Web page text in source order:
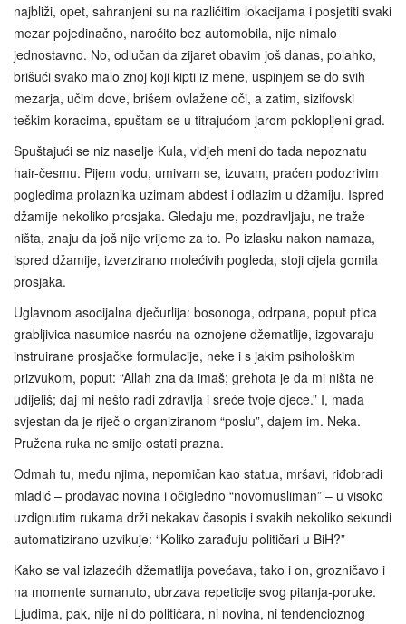
najbliži, opet, sahranjeni su na različitim lokacijama i posjetiti svaki
mezar pojedinačno, naročito bez automobila, nije nimalo
jednostavno. No, odlučan da zijaret obavim još danas, polahko,
brišući svako malo znoj koji kipti iz mene, uspinjem se do svih
mezarja, učim dove, brišem ovlažene oči, a zatim, sizifovski
teškim koracima, spuštam se u titrajućom jarom poklopljeni grad.
Spuštajući se niz naselje Kula, vidjeh meni do tada nepoznatu
hair-česmu. Pijem vodu, umivam se, izuvam, praćen podozrivim
pogledima prolaznika uzimam abdest i odlazim u džamiju. Ispred
džamije nekoliko prosjaka. Gledaju me, pozdravljaju, ne traže
ništa, znaju da još nije vrijeme za to. Po izlasku nakon namaza,
ispred džamije, izverzirano molećivih pogleda, stoji cijela gomila
prosjaka.
Uglavnom asocijalna dječurlija: bosonoga, odrpana, poput ptica
grabljivica nasumice nasrću na oznojene džematlije, izgovaraju
instruirane prosjačke formulacije, neke i s jakim psihološkim
prizvukom, poput: “Allah zna da imaš; grehota je da mi ništa ne
udijeliš; daj mi nešto radi zdravlja i sreće tvoje djece.” I, mada
svjestan da je riječ o organiziranom “poslu”, dajem im. Neka.
Pružena ruka ne smije ostati prazna.
Odmah tu, među njima, nepomičan kao statua, mršavi, riđobradi
mladić – prodavac novina i očigledno “novomusliman” – u visoko
uzdignutim rukama drži nekakav časopis i svakih nekoliko sekundi
automatizirano uzvikuje: “Koliko zarađuju političari u BiH?”
Kako se val izlazećih džematlija povećava, tako i on, grozničavo i
na momente sumanuto, ubrzava repeticije svog pitanja-poruke.
Ljudima, pak, nije ni do političara, ni novina, ni tendencioznog